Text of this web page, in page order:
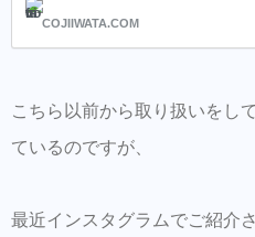
ちながら落とします。 ☑︎乾かすのが抜
す。 ☑︎目に入ってもしみにくい弱酸性
ンタオイル配合 プラセンタとは20種
質、脂質、水分を同時に補う事が出
ーブで、天然のサポニンを多く含んで
COJIIWATA.COM
こちら以前から取り扱いをし
ているのですが、
最近インスタグラムでご紹介